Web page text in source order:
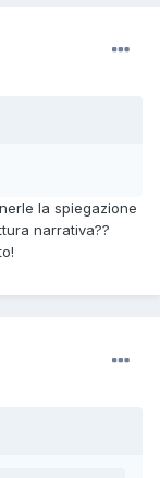
la spiegazione
narrativa??